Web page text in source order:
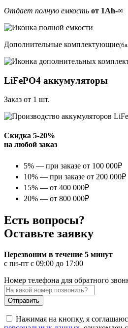
Отдает полную емкость от 1Ah-∞
Дополнительные комплектующие
LiFePO4 аккумуляторы
Заказ от 1 шт.
Скидка 5-20%
на любой заказ
5% — при заказе от 100 000₽
10% — при заказе от 200 000₽
15% — от 400 000₽
20% — от 800 000₽
Есть вопросы?
Оставьте заявку
Перезвоним в течение 5 минут
с пн-пт с 09:00 до 17:00
Номер телефона для обратного
Отправить
Нажимая на кнопку, я